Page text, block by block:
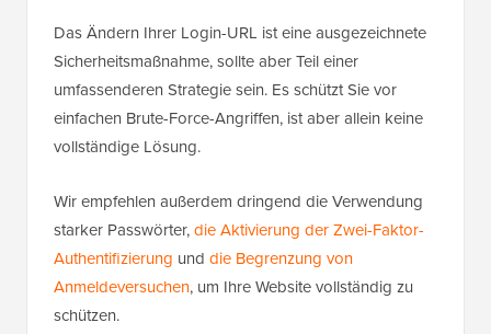
Das Ändern Ihrer Login-URL ist eine ausgezeichnete
Sicherheitsmaßnahme, sollte aber Teil einer
umfassenderen Strategie sein. Es schützt Sie vor
einfachen Brute-Force-Angriffen, ist aber allein keine
vollständige Lösung.
Wir empfehlen außerdem dringend die Verwendung
starker Passwörter,die Aktivierung der Zwei-Faktor-
Authentifizierung und die Begrenzung von
Anmeldeversuchen, um Ihre Website vollständig zu
schützen.